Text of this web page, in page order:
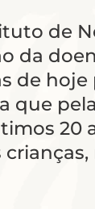
de
da
de